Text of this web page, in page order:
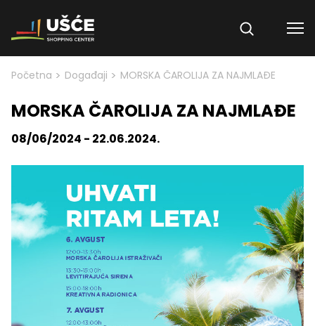
Skip to content
Početna > Događaji > MORSKA ČAROLIJA ZA NAJMLAĐE
MORSKA ČAROLIJA ZA NAJMLAĐE
08/06/2024 - 22.06.2024.